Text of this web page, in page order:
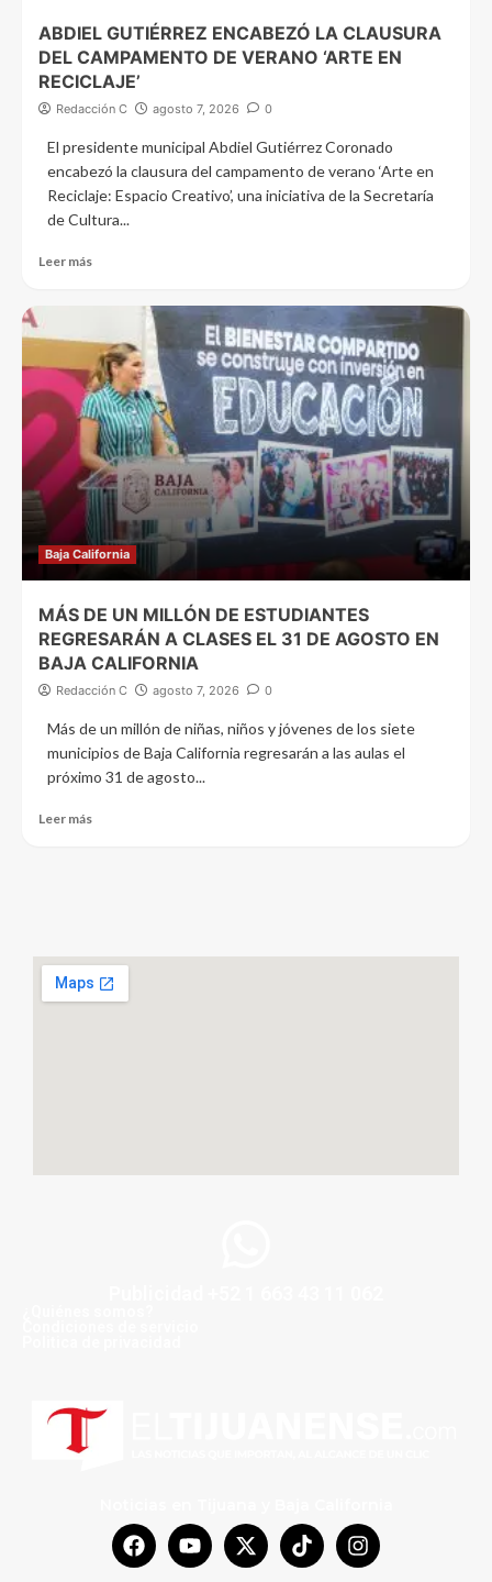
ABDIEL GUTIÉRREZ ENCABEZÓ LA CLAUSURA
DEL CAMPAMENTO DE VERANO ‘ARTE EN
RECICLAJE’
Redacción C agosto 7, 2026 0
El presidente municipal Abdiel Gutiérrez Coronado
encabezó la clausura del campamento de verano ‘Arte en
Reciclaje: Espacio Creativo’, una iniciativa de la Secretaría
de Cultura...
Leer más
Baja California
MÁS DE UN MILLÓN DE ESTUDIANTES
REGRESARÁN A CLASES EL 31 DE AGOSTO EN
BAJA CALIFORNIA
Redacción C agosto 7, 2026 0
Más de un millón de niñas, niños y jóvenes de los siete
municipios de Baja California regresarán a las aulas el
próximo 31 de agosto...
Leer más